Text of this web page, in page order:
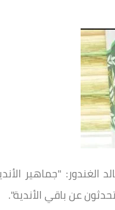
"جماهير
عن باقي الأندية".